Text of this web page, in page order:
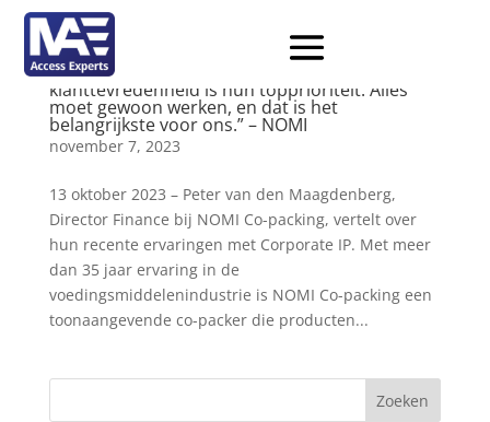
“Bij Corporate IP staat de klant voorop en
klanttevredenheid is hun topprioriteit. Alles
moet gewoon werken, en dat is het
belangrijkste voor ons.” – NOMI
november 7, 2023
13 oktober 2023 – Peter van den Maagdenberg,
Director Finance bij NOMI Co-packing, vertelt over
hun recente ervaringen met Corporate IP. Met meer
dan 35 jaar ervaring in de
voedingsmiddelenindustrie is NOMI Co-packing een
toonaangevende co-packer die producten...